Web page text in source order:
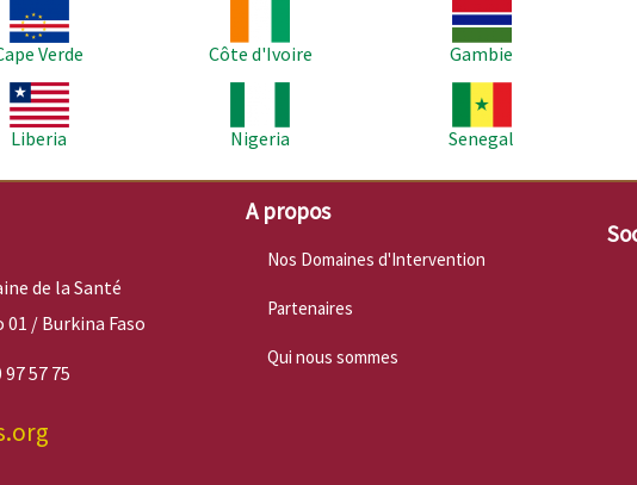
Verde
Côte d'Ivoire
Gambie
Liberia
Nigeria
Senegal
de la Santé
/ Burkina Faso
57 75
A propos
Nos Domaines d'Intervention
Partenaires
Qui nous sommes